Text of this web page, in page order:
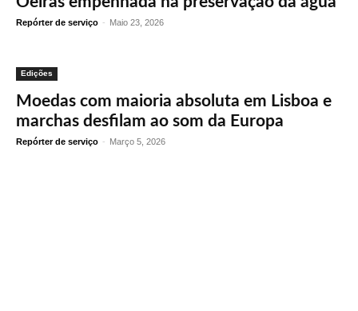
Repórter de serviço - Maio 23, 2026
Edições
Moedas com maioria absoluta em Lisboa e
marchas desfilam ao som da Europa
Repórter de serviço - Março 5, 2026